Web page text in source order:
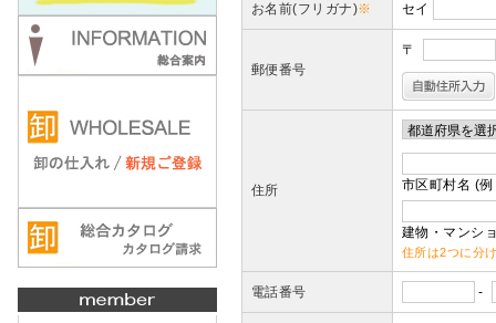
お名前(フリガナ)※ セイ
郵便番号
〒
住所 市区町村名 (
建物・マンシ
住所は2つに分
電話番号 -